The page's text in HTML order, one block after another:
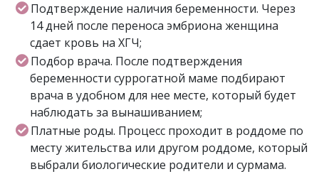
Подтверждение наличия беременности. Через
14 дней после переноса эмбриона женщина
сдает кровь на ХГЧ;
Подбор врача. После подтверждения
беременности суррогатной маме подбирают
врача в удобном для нее месте, который будет
наблюдать за вынашиванием;
Платные роды. Процесс проходит в роддоме по
месту жительства или другом роддоме, который
выбрали биологические родители и сурмама.